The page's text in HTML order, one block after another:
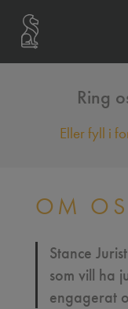
Ring
Eller fyll i
OM
Stance
som vill ha
engagerat